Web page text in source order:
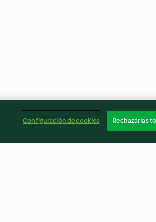
Configuración de cookies Rechazarlas